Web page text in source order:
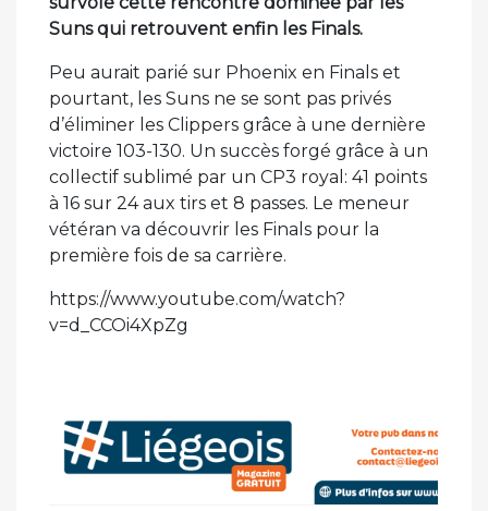
Suns qui retrouvent enfin les Finals.
Peu aurait parié sur Phoenix en Finals et
pourtant, les Suns ne se sont pas privés
d’éliminer les Clippers grâce à une dernière
victoire 103-130. Un succès forgé grâce à un
collectif sublimé par un CP3 royal: 41 points
à 16 sur 24 aux tirs et 8 passes. Le meneur
vétéran va découvrir les Finals pour la
première fois de sa carrière.
https://www.youtube.com/watch?
v=d_CCOi4XpZg